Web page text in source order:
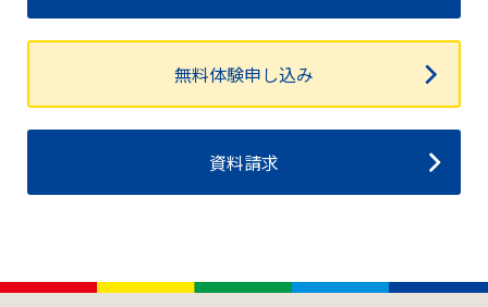
無料体験申し込み
資料請求